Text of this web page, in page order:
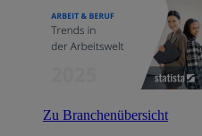
Zu Branchenübersicht